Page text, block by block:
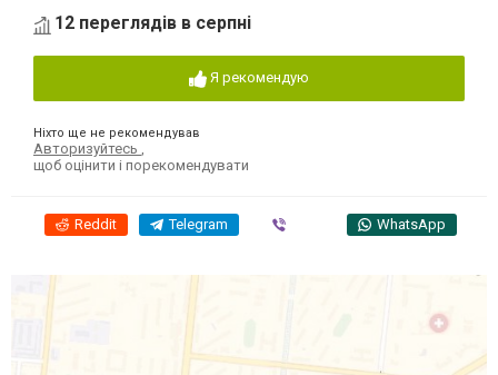
12 переглядів в серпні
Я рекомендую
Ніхто ще не рекомендував
Авторизуйтесь
щоб оцінити і порекомендувати
Reddit Telegram WhatsApp